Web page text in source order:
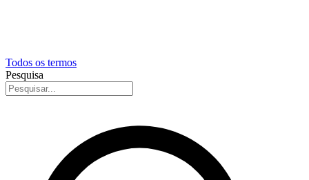
Todos os termos
Pesquisa